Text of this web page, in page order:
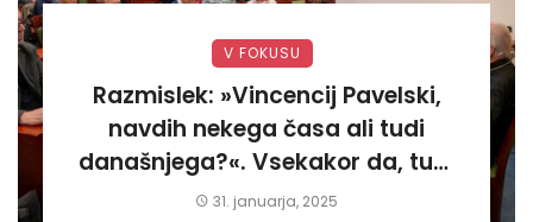
V FOKUSU
Razmislek: »Vincencij Pavelski,
navdih nekega časa ali tudi
današnjega?«. Vsekakor da, tudi
današnjega«
31. januarja, 2025